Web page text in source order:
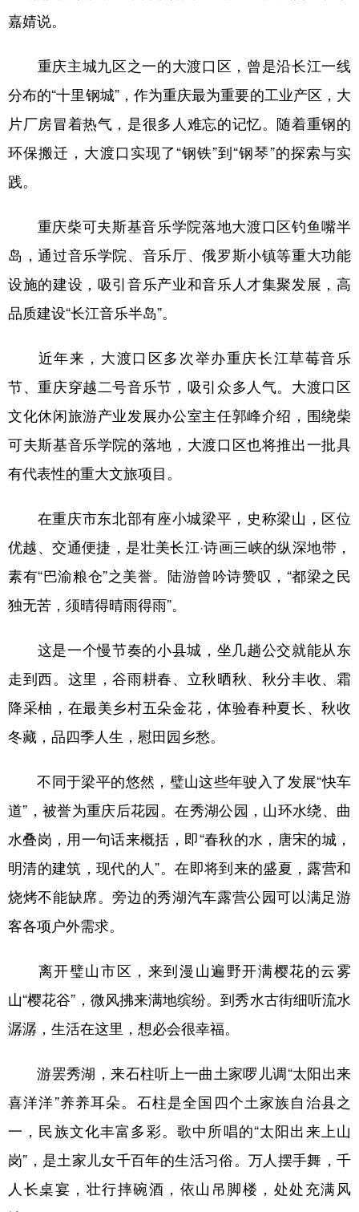
嘉婧说。
重庆主城九区之一的大渡口区，曾是沿长江一线
分布的“十里钢城”，作为重庆最为重要的工业产区，大
片厂房冒着热气，是很多人难忘的记忆。随着重钢的
环保搬迁，大渡口实现了“钢铁”到“钢琴”的探索与实
践。
重庆柴可夫斯基音乐学院落地大渡口区钓鱼嘴半
岛，通过音乐学院、音乐厅、俄罗斯小镇等重大功能
设施的建设，吸引音乐产业和音乐人才集聚发展，高
品质建设“长江音乐半岛”。
近年来，大渡口区多次举办重庆长江草莓音乐
节、重庆穿越二号音乐节，吸引众多人气。大渡口区
文化休闲旅游产业发展办公室主任郭峰介绍，围绕柴
可夫斯基音乐学院的落地，大渡口区也将推出一批具
有代表性的重大文旅项目。
在重庆市东北部有座小城梁平，史称梁山，区位
优越、交通便捷，是壮美长江·诗画三峡的纵深地带，
素有“巴渝粮仓”之美誉。陆游曾吟诗赞叹，“都梁之民
独无苦，须晴得晴雨得雨”。
这是一个慢节奏的小县城，坐几趟公交就能从东
走到西。这里，谷雨耕春、立秋晒秋、秋分丰收、霜
降采柚，在最美乡村五朵金花，体验春种夏长、秋收
冬藏，品四季人生，慰田园乡愁。
不同于梁平的悠然，璧山这些年驶入了发展“快车
道”，被誉为重庆后花园。在秀湖公园，山环水绕、曲
水叠岗，用一句话来概括，即“春秋的水，唐宋的城，
明清的建筑，现代的人”。在即将到来的盛夏，露营和
烧烤不能缺席。旁边的秀湖汽车露营公园可以满足游
客各项户外需求。
离开璧山市区，来到漫山遍野开满樱花的云雾
山“樱花谷”，微风拂来满地缤纷。到秀水古街细听流水
潺潺，生活在这里，想必会很幸福。
游罢秀湖，来石柱听上一曲土家啰儿调“太阳出来
喜洋洋”养养耳朵。石柱是全国四个土家族自治县之
一，民族文化丰富多彩。歌中所唱的“太阳出来上山
岗”，是土家儿女千百年的生活习俗。万人摆手舞，千
人长桌宴，壮行摔碗酒，依山吊脚楼，处处充满风